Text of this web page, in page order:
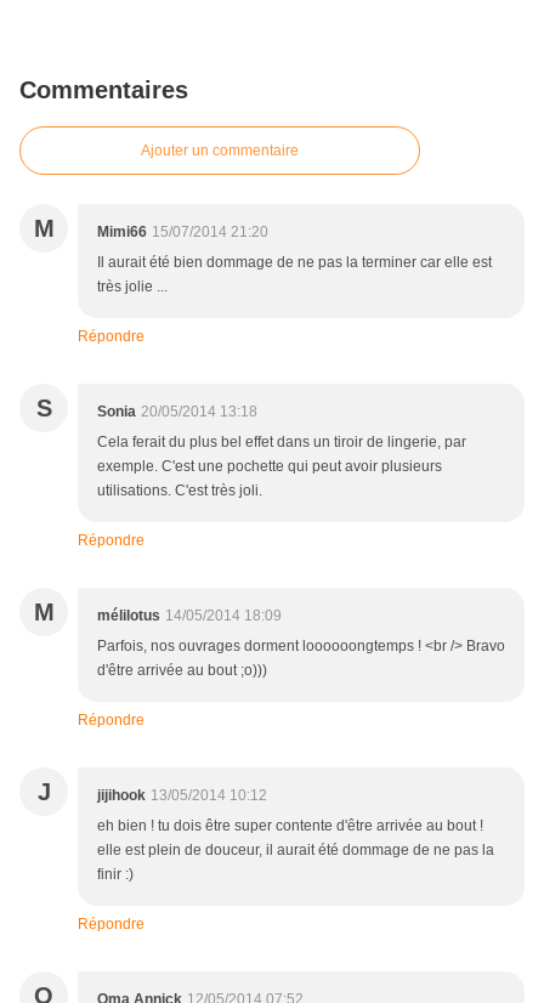
Commentaires
Ajouter un commentaire
M Mimi66 15/07/2014 21:20
Il aurait été bien dommage de ne pas la terminer car elle est
très jolie ...
Répondre
S Sonia 20/05/2014 13:18
Cela ferait du plus bel effet dans un tiroir de lingerie, par
exemple. C'est une pochette qui peut avoir plusieurs
utilisations. C'est très joli.
Répondre
M mélilotus 14/05/2014 18:09
Parfois, nos ouvrages dorment loooooongtemps ! <br /> Bravo
d'être arrivée au bout ;o)))
Répondre
J jijihook 13/05/2014 10:12
eh bien ! tu dois être super contente d'être arrivée au bout !
elle est plein de douceur, il aurait été dommage de ne pas la
finir :)
Répondre
O Oma Annick 12/05/2014 07:52